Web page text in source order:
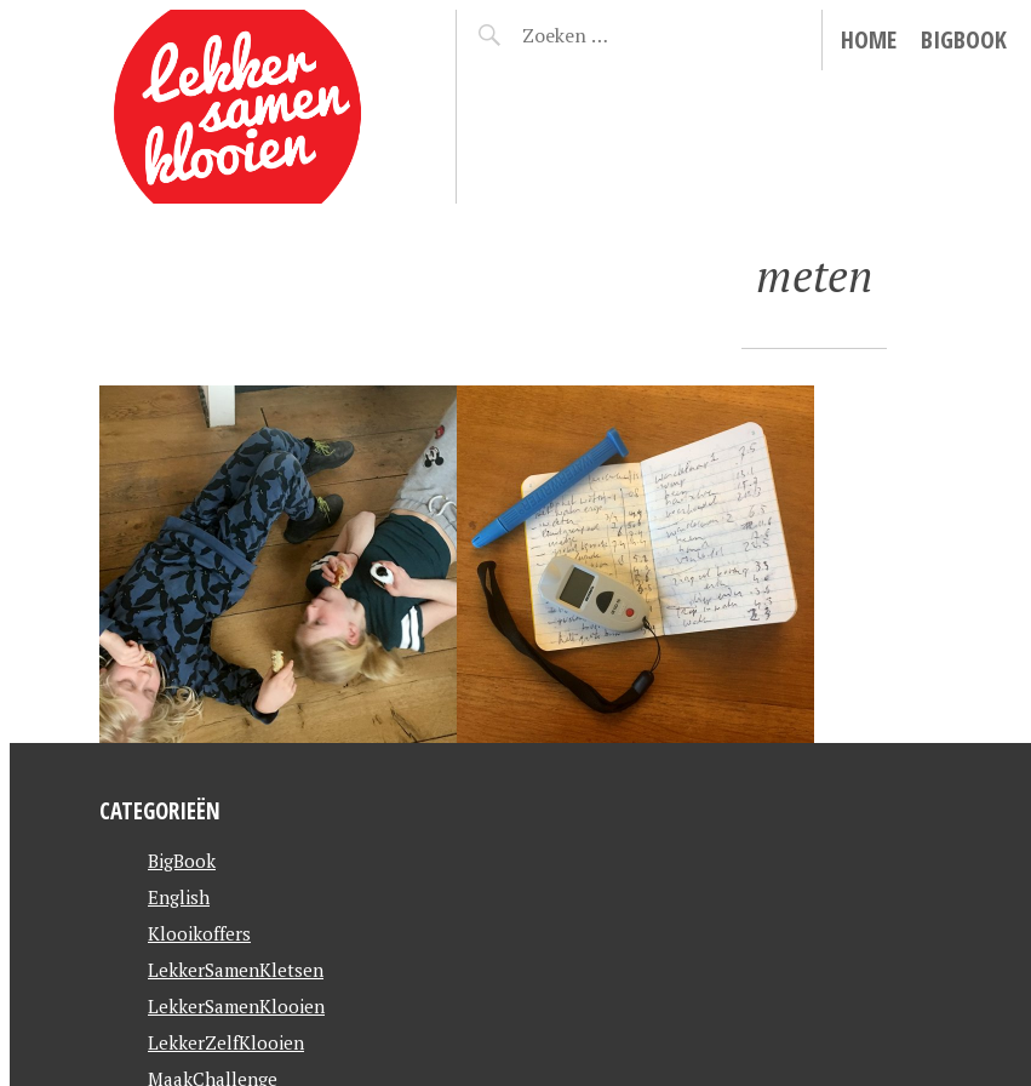
LEKKER SAMEN
KLOOIEN
HOME BIGBOOK
meten
30 JANUARI 2017
BETER KIJKEN,
EXPERIMENT 1 EN 2
CATEGORIEËN
BigBook
English
Klooikoffers
LekkerSamenKletsen
LekkerSamenKlooien
LekkerZelfKlooien
MaakChallenge